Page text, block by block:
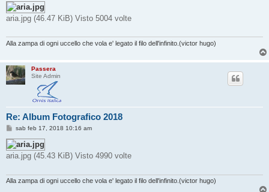
s
s
a
o
aria.jpg (46.47 KiB) Visto 5004 volte
Alla zampa di ogni uccello che vola e' legato il filo dell'infinito.(victor hugo)
Passera
Site Admin
Re: Album Fotografico 2018
M
s
s
a
o
sab feb 17, 2018 10:16 am
aria.jpg (45.43 KiB) Visto 4990 volte
Alla zampa di ogni uccello che vola e' legato il filo dell'infinito.(victor hugo)